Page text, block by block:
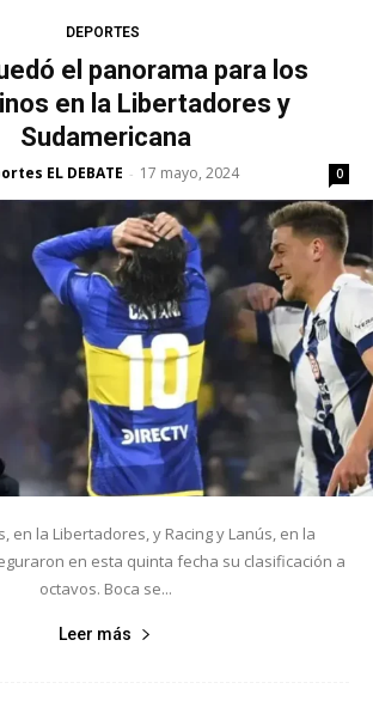
DEPORTES
el panorama para los
en la Libertadores y
Sudamericana
EL DEBATE - 17 mayo, 2024 0
en la Libertadores, y Racing y Lanús, en la
en esta quinta fecha su clasificación a
octavos. Boca se...
Leer más